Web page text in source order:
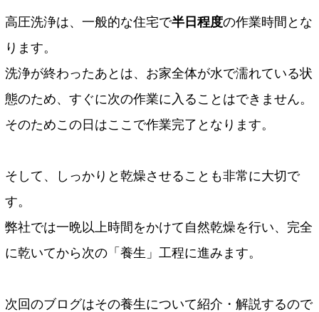
高圧洗浄は、一般的な住宅で半日程度の作業時間とな
ります。
洗浄が終わったあとは、お家全体が水で濡れている状
態のため、すぐに次の作業に入ることはできません。
そのためこの日はここで作業完了となります。
そして、しっかりと乾燥させることも非常に大切で
す。
弊社では一晩以上時間をかけて自然乾燥を行い、完全
に乾いてから次の「養生」工程に進みます。
次回のブログはその養生について紹介・解説するので